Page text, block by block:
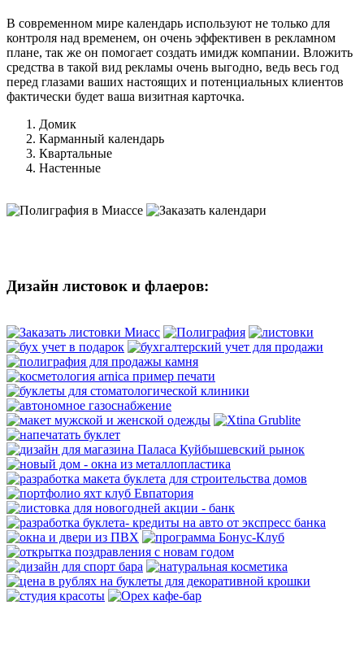
В современном мире календарь используют не только для
контроля над временем, он очень эффективен в рекламном
плане, так же он помогает создать имидж компании. Вложить
средства в такой вид рекламы очень выгодно, ведь весь год
перед глазами ваших настоящих и потенциальных клиентов
фактически будет ваша визитная карточка.
Домик
Карманный календарь
Квартальные
Настенные
Дизайн листовок и флаеров: